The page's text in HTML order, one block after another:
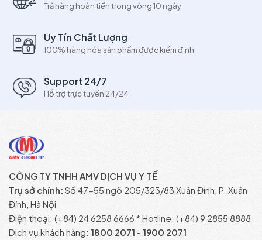
Trả hàng hoàn tiền trong vòng 10 ngày
Uy Tín Chất Lượng
100% hàng hóa sản phẩm được kiểm định
Support 24/7
Hỗ trợ trực tuyến 24/24
CÔNG TY TNHH AMV DỊCH VỤ Y TẾ
Trụ sở chính: Số 47-55 ngõ 205/323/83 Xuân Đỉnh, P. Xuân
Đỉnh, Hà Nội
Điện thoại: (+84) 24 6258 6666 * Hotline: (+84) 9 2855 8888
Dich vụ khách hàng: 1800 2071 - 1900 2071